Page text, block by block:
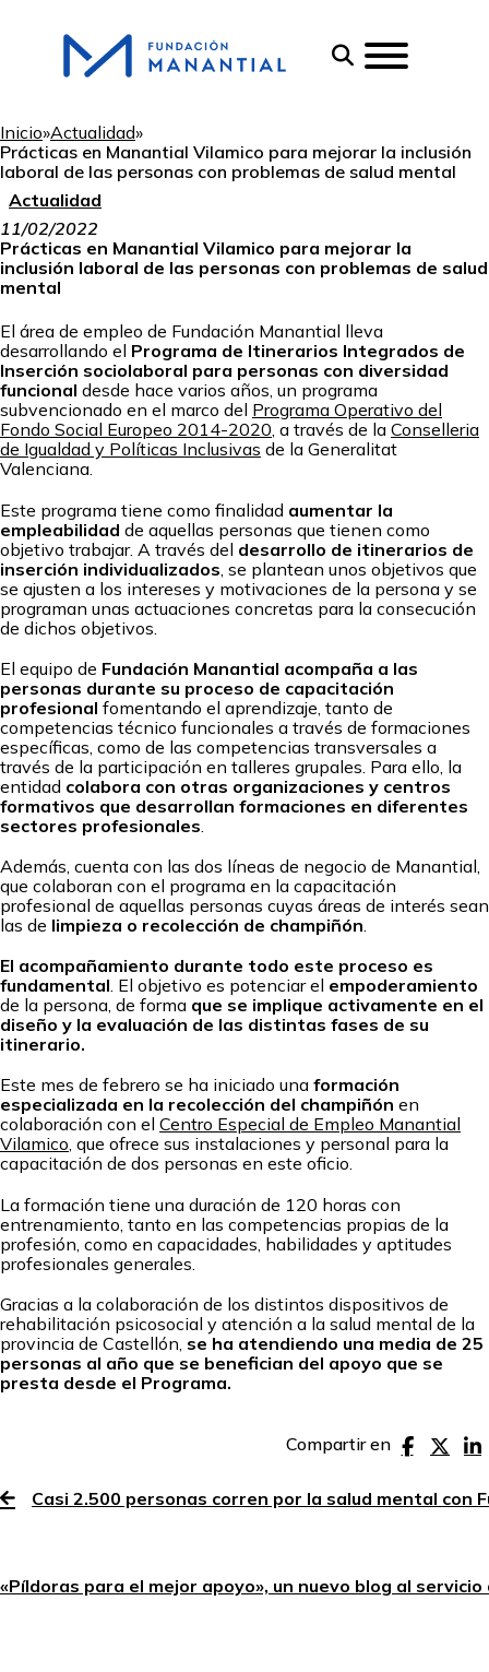
Inicio»Actualidad»
Prácticas en Manantial Vilamico para mejorar la inclusión
laboral de las personas con problemas de salud mental
Actualidad
11/02/2022
Prácticas en Manantial Vilamico para mejorar la
inclusión laboral de las personas con problemas de salud
mental
El área de empleo de Fundación Manantial lleva
desarrollando el Programa de Itinerarios Integrados de
Inserción sociolaboral para personas con diversidad
funcional desde hace varios años, un programa
subvencionado en el marco del Programa Operativo del
Fondo Social Europeo 2014-2020, a través de la Conselleria
de Igualdad y Políticas Inclusivas de la Generalitat
Valenciana.
Este programa tiene como finalidad aumentar la
empleabilidad de aquellas personas que tienen como
objetivo trabajar. A través del desarrollo de itinerarios de
inserción individualizados , se plantean unos objetivos que
se ajusten a los intereses y motivaciones de la persona y se
programan unas actuaciones concretas para la consecución
de dichos objetivos.
El equipo de Fundación Manantial acompaña a las
personas durante su proceso de capacitación
profesional fomentando el aprendizaje, tanto de
competencias técnico funcionales a través de formaciones
específicas, como de las competencias transversales a
través de la participación en talleres grupales. Para ello, la
entidad colabora con otras organizaciones y centros
formativos que desarrollan formaciones en diferentes
sectores profesionales
Además, cuenta con las dos líneas de negocio de Manantial,
que colaboran con el programa en la capacitación
profesional de aquellas personas cuyas áreas de interés sean
las de limpieza o recolección de champiñón
El acompañamiento durante todo este proceso es
fundamental. El objetivo es potenciar el empoderamiento
de la persona, de forma que se implique activamente en el
diseño y la evaluación de las distintas fases de su
itinerario.
Este mes de febrero se ha iniciado una formación
especializada en la recolección del champiñón en
colaboración con el Centro Especial de Empleo Manantial
Vilamico, que ofrece sus instalaciones y personal para la
capacitación de dos personas en este oficio.
La formación tiene una duración de 120 horas con
entrenamiento, tanto en las competencias propias de la
profesión, como en capacidades, habilidades y aptitudes
profesionales generales.
Gracias a la colaboración de los distintos dispositivos de
rehabilitación psicosocial y atención a la salud mental de la
provincia de Castellón, se ha atendiendo una media de 25
personas al año que se benefician del apoyo que se
presta desde el Programa.
Compartir en
Casi 2.500 personas corren por la salud mental con
«Píldoras para el mejor apoyo», un nuevo blog al